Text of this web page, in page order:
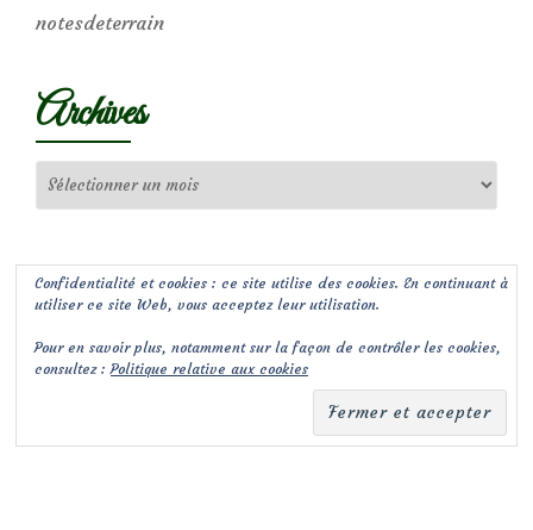
notesdeterrain
Archives
Confidentialité et cookies : ce site utilise des cookies. En continuant à
utiliser ce site Web, vous acceptez leur utilisation.
Pour en savoir plus, notamment sur la façon de contrôler les cookies,
consultez :Politique relative aux cookies